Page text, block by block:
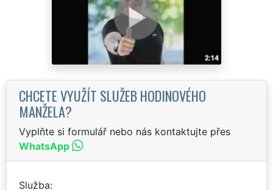
CHCETE VYUŽÍT SLUŽEB HODINOVÉHO
MANŽELA?
Vyplňte si formulář nebo nás kontaktujte přes
WhatsApp
Služba